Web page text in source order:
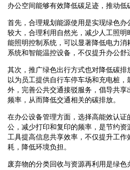
办公空间能够有效降低碳足迹，推动低
首先，合理规划能源使用是实现绿色
较大，合理利用自然光，减少人工照
能照明控制系统，可以显著降低电力消
系统和智能温控设备，不仅提升办公舒
其次，推广绿色出行方式也对降低碳
以为员工提供自行车停车场和充电桩
外，完善公共交通接驳服务，倡导共享
频率，从而降低交通相关的碳排放。
在办公设备管理方面，选择高能效认
公，减少打印和复印的频率，是节约
工具提高信息共享效率，不仅提升工作
耗，降低环境负担。
废弃物的分类回收与资源再利用是绿